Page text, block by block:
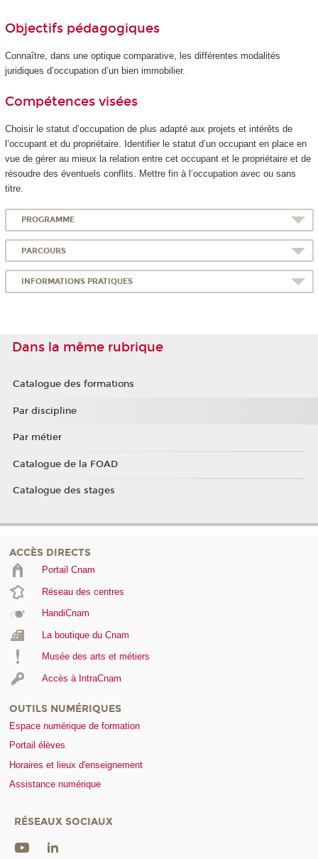
Objectifs pédagogiques
Connaître, dans une optique comparative, les différentes modalités
juridiques d’occupation d’un bien immobilier.
Compétences visées
Choisir le statut d’occupation de plus adapté aux projets et intérêts de
l’occupant et du propriétaire. Identifier le statut d’un occupant en place en
vue de gérer au mieux la relation entre cet occupant et le propriétaire et de
résoudre des éventuels conflits. Mettre fin à l’occupation avec ou sans
titre.
PROGRAMME
PARCOURS
INFORMATIONS PRATIQUES
Dans la même rubrique
Catalogue des formations
Par discipline
Par métier
Catalogue de la FOAD
Catalogue des stages
ACCÈS DIRECTS
Portail Cnam
Réseau des centres
HandiCnam
La boutique du Cnam
Musée des arts et métiers
Accès à IntraCnam
OUTILS NUMÉRIQUES
Espace numérique de formation
Portail élèves
Horaires et lieux d'enseignement
Assistance numérique
RÉSEAUX SOCIAUX